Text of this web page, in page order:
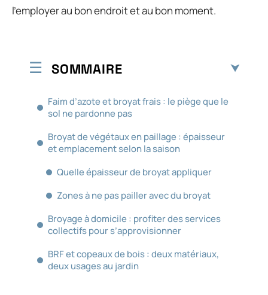
l’employer au bon endroit et au bon moment.
SOMMAIRE
Faim d’azote et broyat frais : le piège que le
sol ne pardonne pas
Broyat de végétaux en paillage : épaisseur
et emplacement selon la saison
Quelle épaisseur de broyat appliquer
Zones à ne pas pailler avec du broyat
Broyage à domicile : profiter des services
collectifs pour s’approvisionner
BRF et copeaux de bois : deux matériaux,
deux usages au jardin